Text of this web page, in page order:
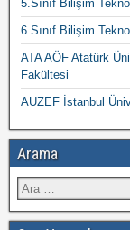
5.Sınıf Bilişim
6.Sınıf Bilişim
ATA AÖF Atatürk
Fakültesi
AUZEF İstanbul
Arama